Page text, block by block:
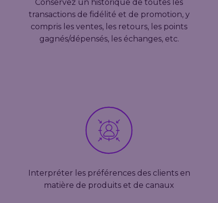
Conservez un historique de toutes les
transactions de fidélité et de promotion, y
compris les ventes, les retours, les points
gagnés/dépensés, les échanges, etc.
Interpréter les préférences des clients en
matière de produits et de canaux